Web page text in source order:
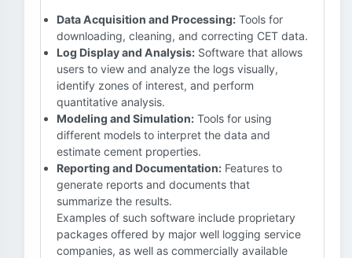
Data Acquisition and Processing: Tools for
downloading, cleaning, and correcting CET data.
Log Display and Analysis: Software that allows
users to view and analyze the logs visually,
identify zones of interest, and perform
quantitative analysis.
Modeling and Simulation: Tools for using
different models to interpret the data and
estimate cement properties.
Reporting and Documentation: Features to
generate reports and documents that
summarize the results.
Examples of such software include proprietary
packages offered by major well logging service
companies, as well as commercially available